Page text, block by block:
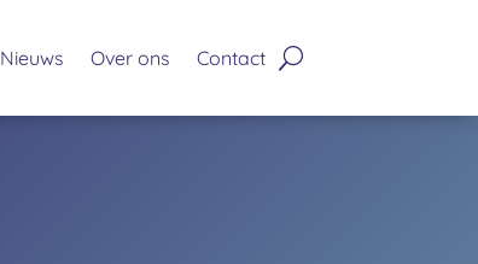
Nieuws Over ons Contact